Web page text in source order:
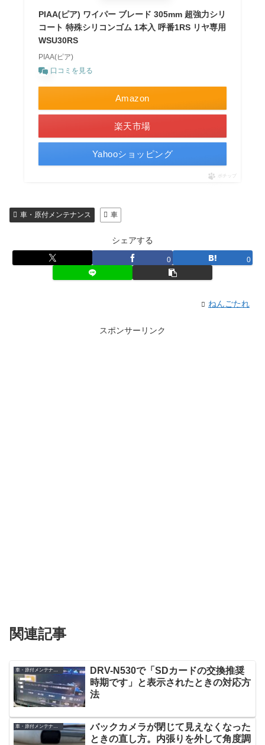
PIAA(ピア) ワイパー ブレード 305mm 超強力シリ
コート 特殊シリコンゴム 1本入 呼番1RS リヤ専用
WSU30RS
PIAA(ピア)
口コミを見る
Amazon
楽天市場
Yahooショッピング
ポチップ
車・原付メンテナンス 車
シェアする
0 0
ねんごたれ
スポンサーリンク
関連記事
DRV-N530で「SDカードの交換推奨
時期です」と表示されたときの対応方
法
車・原付メンテナンス
バックカメラが閉じて見えなくなった
ときの直し方。内張りを外して角度調